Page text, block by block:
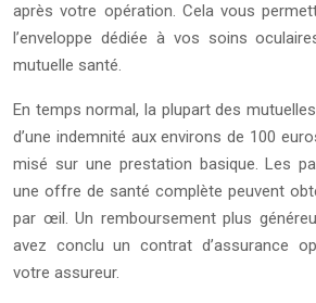
après votre opération. Cela vous
l’enveloppe dédiée à vos soins
mutuelle santé.
En temps normal, la plupart des
d’une indemnité aux environs de 100
misé sur une prestation basique. Les
une offre de santé complète peuvent
par œil. Un remboursement plus
avez conclu un contrat d’assurance
votre assureur.